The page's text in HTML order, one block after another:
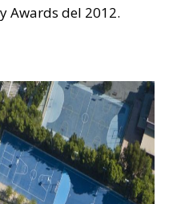
Awards del 2012.